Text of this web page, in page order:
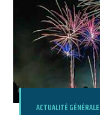
ACTUALITÉ GÉNÉRALE